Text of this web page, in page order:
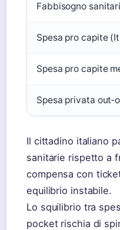
Fabbisogno
Spesa pro capite
Spesa pro capite
Spesa privata
Il cittadino italiano
sanitarie rispetto a
compensa con
equilibrio instabile.
Lo squilibrio tra
pocket rischia di